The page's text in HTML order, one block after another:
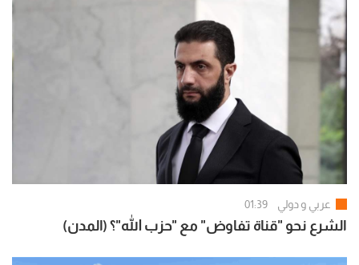
عربي و دولي 01:39
الشرع نحو "قناة تفاوض" مع "حزب الله"؟ (المدن)